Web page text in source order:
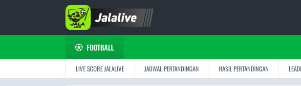
FOOTBALL
LIVE SCORE JALALIVE JADWAL PERTANDINGAN HASIL PERTANDINGAN